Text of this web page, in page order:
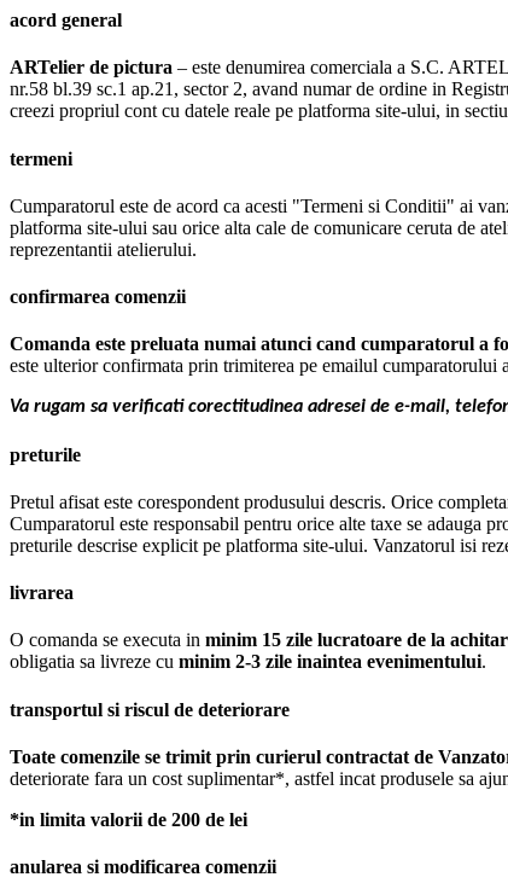
acord general
ARTelier de pictura – este denumirea comerciala a S.C.
nr.58 bl.39 sc.1 ap.21, sector 2, avand numar de ordine in
creezi propriul cont cu datele reale pe platforma site-ului, in
termeni
Cumparatorul este de acord ca acesti "Termeni si Conditii" ai
platforma site-ului sau orice alta cale de comunicare ceruta de
reprezentantii atelierului.
confirmarea comenzii
Comanda este preluata numai atunci cand cumparatorul a
este ulterior confirmata prin trimiterea pe emailul
Va rugam sa verificati corectitudinea adresei de e-mail,
preturile
Pretul afisat este corespondent produsului descris. Orice
Cumparatorul este responsabil pentru orice alte taxe se adauga
preturile descrise explicit pe platforma site-ului. Vanzatorul isi
livrarea
O comanda se executa in minim 15 zile lucratoare de la
obligatia sa livreze cu minim 2-3 zile inaintea evenimentului.
transportul si riscul de deteriorare
Toate comenzile se trimit prin curierul contractat de
deteriorate fara un cost suplimentar*, astfel incat produsele sa
*in limita valorii de 200 de lei
anularea si modificarea comenzii